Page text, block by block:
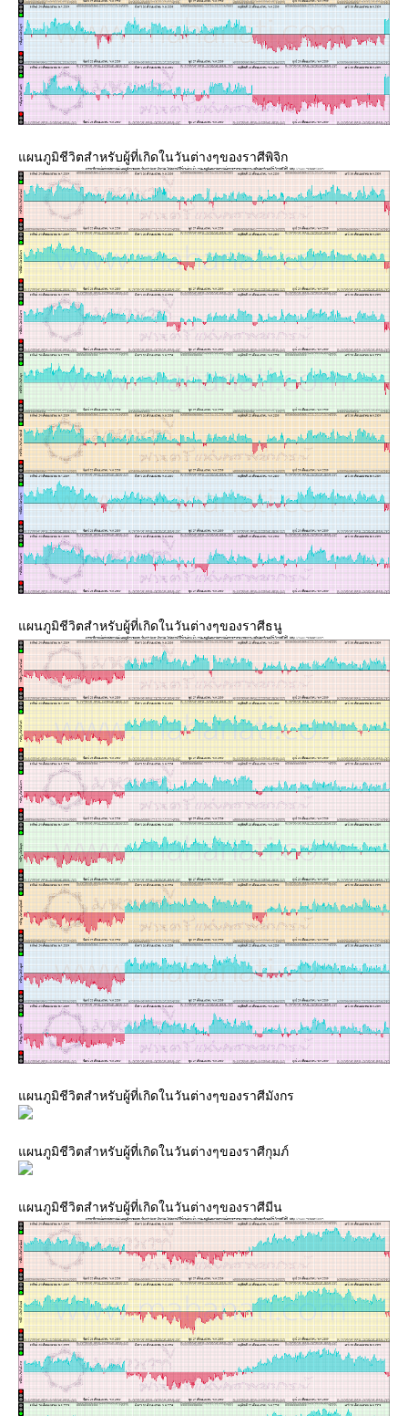
ผนภูมิชีวิตสำหรับผู้ที่เกิดในวันต่างๆของราศีพิจิก
ผนภูมิชีวิตสำหรับผู้ที่เกิดในวันต่างๆของราศีธนู
ผนภูมิชีวิตสำหรับผู้ที่เกิดในวันต่างๆของราศีมังกร
ผนภูมิชีวิตสำหรับผู้ที่เกิดในวันต่างๆของราศีกุมภ์
ผนภูมิชีวิตสำหรับผู้ที่เกิดในวันต่างๆของราศีมีน